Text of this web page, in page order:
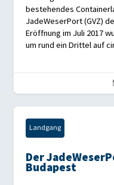
bestehendes
JadeWeserPort (GVZ)
Eröffnung im Juli 2017
um rund ein Drittel auf
Landgang
Der
Budapest